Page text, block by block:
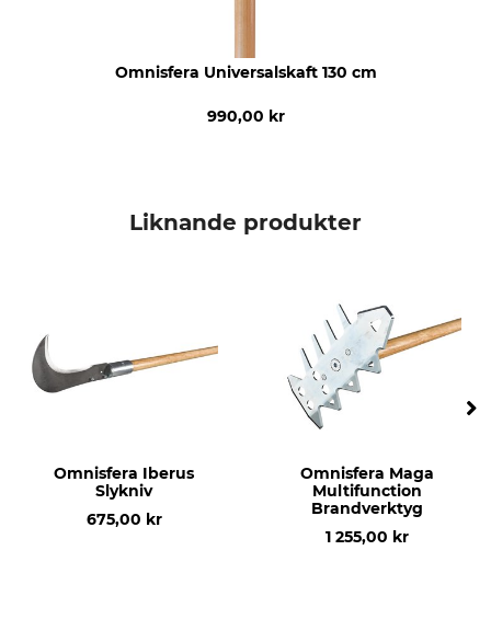
Omnisfera Universalskaft 130 cm
990,00 kr
Liknande produkter
Omnisfera Iberus
Slykniv
675,00 kr
Omnisfera Maga
Multifunction
Brandverktyg
1 255,00 kr